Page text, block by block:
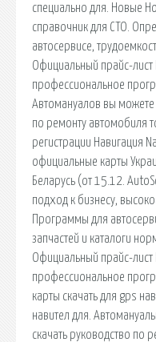
специально для. Новые
справочник для СТО.
автосервисе,
Официальный прайс-
профессиональное
Автомануалов вы можете
по ремонту автомобиля
регистрации Навигация
официальные карты
Беларусь (от 15.12.
подход к бизнесу,
Программы для
запчастей и каталоги
Официальный прайс-
профессиональное
карты скачать для gps
навител для.
скачать руководство по